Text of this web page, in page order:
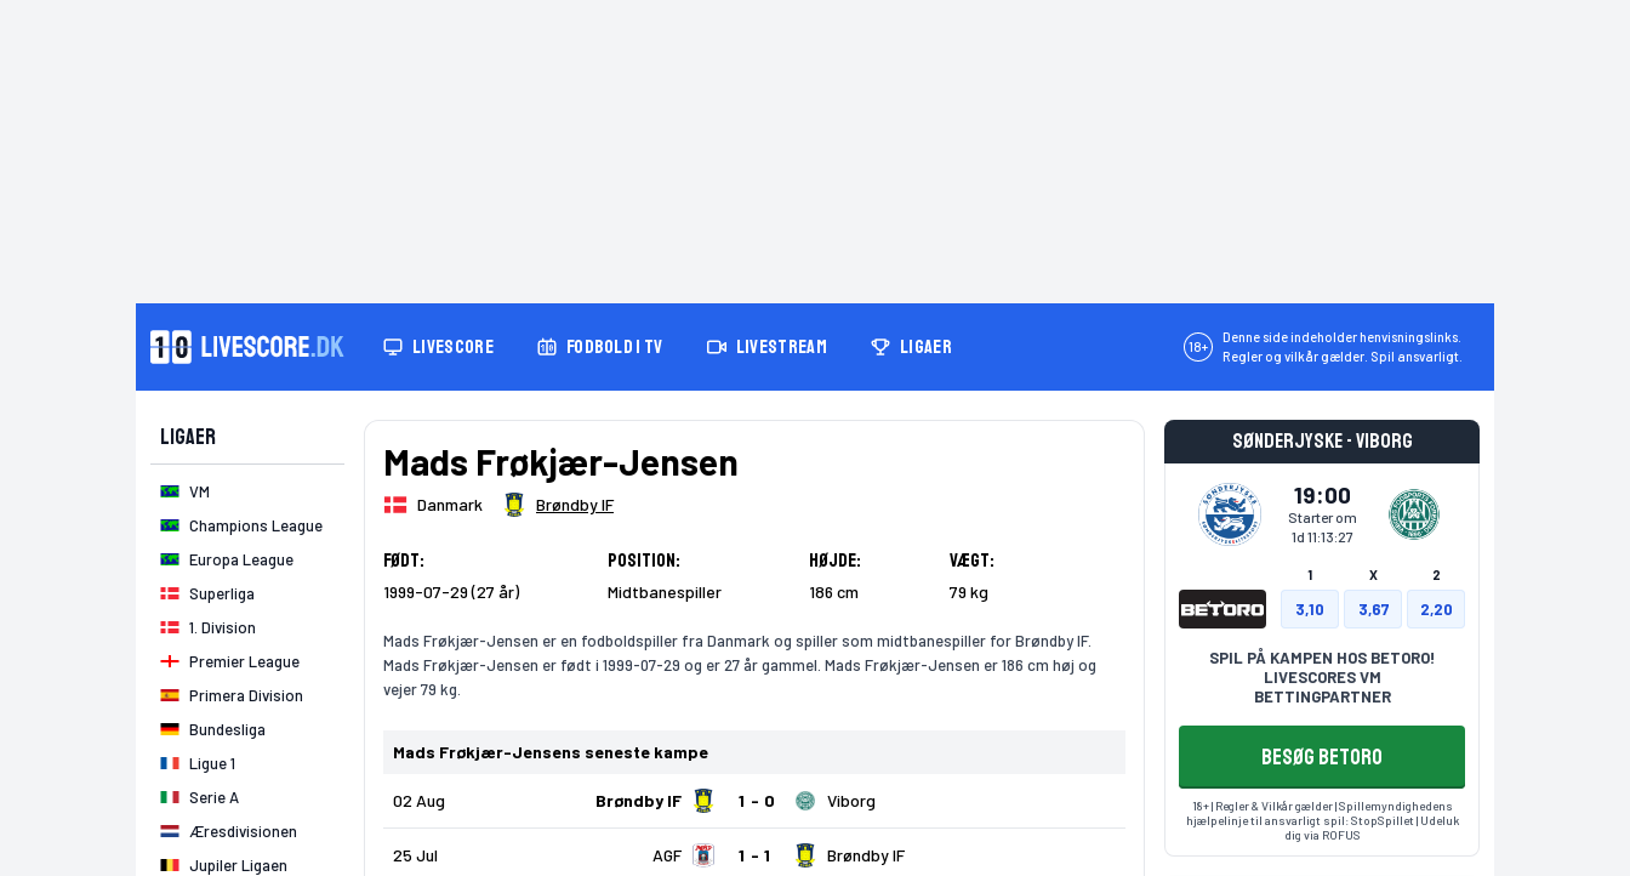
18+
Denne side indeholder henvisningslinks.
Regler og vilkår gælder. Spil ansvarligt.
LIVESCORE FODBOLD I TV LIVESTREAM LIGAER
Mads Frøkjær-Jensen
Danmark Brøndby IF
Født:
1999-07-29 (27 år)
Position:
Midtbanespiller
Højde:
186 cm
Vægt:
79 kg
Mads Frøkjær-Jensen er en fodboldspiller fra Danmark og spiller som midtbanespiller for Brøndby IF.
Mads Frøkjær-Jensen er født i 1999-07-29 og er 27 år gammel. Mads Frøkjær-Jensen er 186 cm høj og
vejer 79 kg.
Mads Frøkjær-Jensens seneste kampe
02 Aug Brøndby IF Viborg
1 0
25 Jul AGF Brøndby IF
1 1
Ligaer
VM
Champions League
Europa League
Superliga
1. Division
Premier League
Primera Division
Bundesliga
Ligue 1
Serie A
Æresdivisionen
Jupiler Ligaen
Sønderjyske - Viborg
19:00
Starter om
1d 11:13:27
1 X 2
3,10 3,67 2,20
SPIL PÅ KAMPEN HOS BETORO!
LIVESCORES VM
BETTINGPARTNER
BESØG BETORO
18+ | Regler & Vilkår gælder | Spillemyndighedens
hjælpelinje til ansvarligt spil:StopSpillet | Udeluk
dig via ROFUS